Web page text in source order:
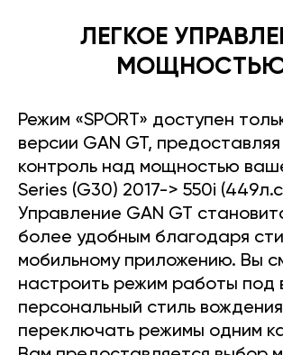
ЛЕГКОЕ
Режим «SPORT» доступен
версии GAN GT,
контроль над мощностью
Series (G30) 2017-> 550i
Управление GAN GT
более удобным благодаря
мобильному приложению. Вы
настроить режим работы под
персональный стиль
переключать режимы одним